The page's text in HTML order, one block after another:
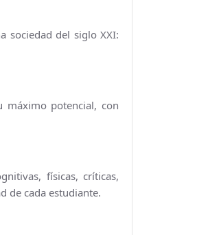
en el municipio
sociedad del siglo XXI:
máximo potencial, con
físicas, críticas,
de cada estudiante.